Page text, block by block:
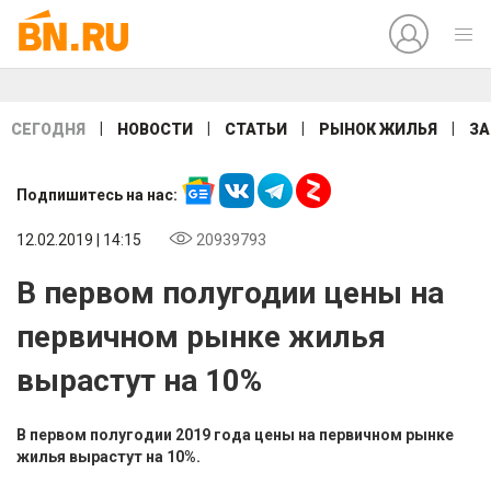
СЕГОДНЯ НОВОСТИ СТАТЬИ РЫНОК ЖИЛЬЯ
Подпишитесь на нас:
12.02.2019 | 14:15 20939793
В первом полугодии цены на
первичном рынке жилья
вырастут на 10%
В первом полугодии 2019 года цены на первичном рынке
жилья вырастут на 10%.